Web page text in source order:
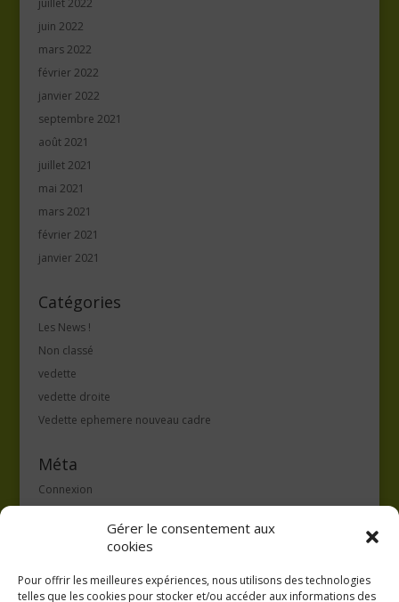
Gérer le consentement aux
cookies
Pour offrir les meilleures expériences, nous utilisons des technologies
telles que les cookies pour stocker et/ou accéder aux informations des
juillet 2022
juin 2022
mars 2022
février 2022
janvier 2022
septembre 2021
août 2021
juillet 2021
mai 2021
mars 2021
février 2021
janvier 2021
Catégories
Les News !
Non classé
vedette
vedette droite
Vedette ephemere nouveau cadre
Méta
Connexion
Flux des commentaires